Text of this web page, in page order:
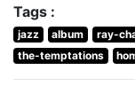
Tags :
jazz album ray-
the-temptations